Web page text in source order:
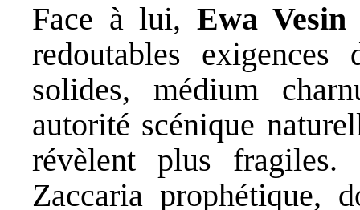
Face à lui, Ewa Vesin
redoutables
solides, médium
autorité scénique
révèlent plus fragiles.
Zaccaria prophétique,